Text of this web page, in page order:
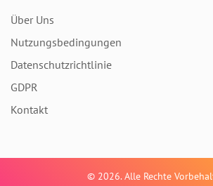
Über Uns
Nutzungsbedingungen
Datenschutzrichtlinie
GDPR
Kontakt
© 2026. Alle Rechte